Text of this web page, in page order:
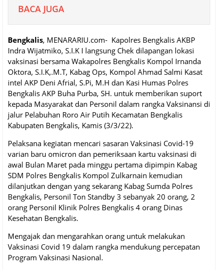
BACA JUGA
Bengkalis, MENARARIU.com- Kapolres Bengkalis AKBP
Indra Wijatmiko, S.I.K I langsung Chek dilapangan lokasi
vaksinasi bersama Wakapolres Bengkalis Kompol Irnanda
Oktora, S.I.K,.M.T, Kabag Ops, Kompol Ahmad Salmi Kasat
intel AKP Deni Afrial, S.Pi, M.H dan Kasi Humas Polres
Bengkalis AKP Buha Purba, SH. untuk memberikan suport
kepada Masyarakat dan Personil dalam rangka Vaksinansi di
jalur Pelabuhan Roro Air Putih Kecamatan Bengkalis
Kabupaten Bengkalis, Kamis (3/3/22).
Pelaksana kegiatan mencari sasaran Vaksinasi Covid-19
varian baru omicron dan pemeriksaan kartu vaksinasi di
awal Bulan Maret pada minggu pertama dipimpin Kabag
SDM Polres Bengkalis Kompol Zulkarnain kemudian
dilanjutkan dengan yang sekarang Kabag Sumda Polres
Bengkalis, Personil Ton Standby 3 sebanyak 20 orang, 2
orang Personil Klinik Polres Bengkalis 4 orang Dinas
Kesehatan Bengkalis.
Mengajak dan mengarahkan orang untuk melakukan
Vaksinasi Covid 19 dalam rangka mendukung percepatan
Program Vaksinasi Nasional.